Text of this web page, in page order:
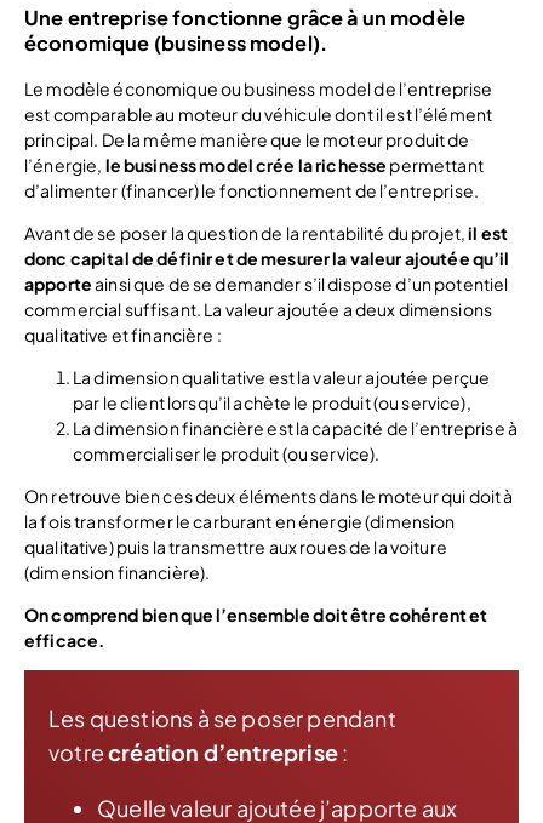
Une entreprise fonctionne grâce à un modèle
économique (business model).
Le modèle économique ou business model de l’entreprise
est comparable au moteur du véhicule dont il est l’élément
principal. De la même manière que le moteur produit de
l’énergie, le business model crée la richesse permettant
d’alimenter (financer) le fonctionnement de l’entreprise.
Avant de se poser la question de la rentabilité du projet, il est
donc capital de définir et de mesurer la valeur ajoutée qu’il
apporteainsi que de se demander s’il dispose d’un potentiel
commercial suffisant. La valeur ajoutée a deux dimensions
qualitative et financière :
La dimension qualitative est la valeur ajoutée perçue
par le client lorsqu’il achète le produit (ou service),
La dimension financière est la capacité de l’entreprise à
commercialiser le produit (ou service).
On retrouve bien ces deux éléments dans le moteur qui doit à
la fois transformer le carburant en énergie (dimension
qualitative) puis la transmettre aux roues de la voiture
(dimension financière).
On comprend bien que l’ensemble doit être cohérent et
efficace.
Les questions à se poser pendant
votrecréation d’entreprise:
Quelle valeur ajoutée j’apporte aux